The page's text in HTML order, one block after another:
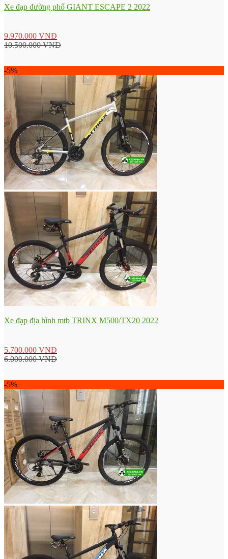
Xe đạp đường phố GIANT ESCAPE 2 2022
9.970.000 VNĐ
10.500.000VNĐ
-5%
Xe đạp địa hình mtb TRINX M500/TX20 2022
5.700.000 VNĐ
6.000.000VNĐ
-5%